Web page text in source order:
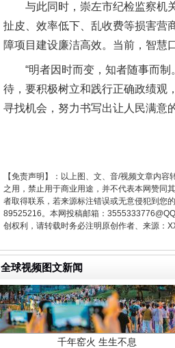
与此同时，崇左市纪检监察机关
扯皮、效率低下、乱收费等损害营
障项目建设廉洁高效。当前，智慧
“明者因时而变，知者随事而制
待，要积极树立和践行正确政绩观
寻找机会，努力书写出让人民满意
【免责声明】：以上图、文、音/视频文章内
之用，禁止用于商业用途，并不代表本网赞同
者取得联系，若来源标注错误或无意侵犯到您
89525216。本网投稿邮箱：
创权利，请转载时务必注明原创作者、来源：
全球视频图文新闻
东山县通报“牛蛙产品抗生素超标问题”
千年窑火 生生不息